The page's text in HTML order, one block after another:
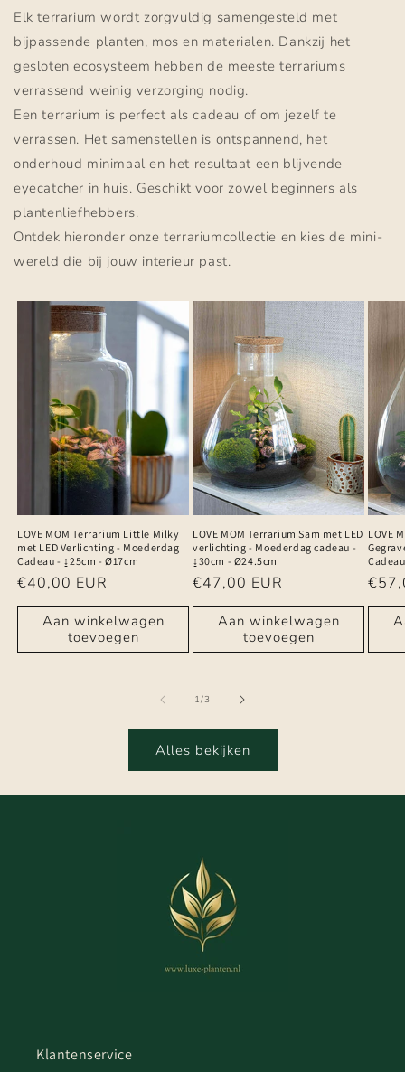
Elk terrarium wordt zorgvuldig samengesteld met
bijpassende planten, mos en materialen. Dankzij het
gesloten ecosysteem hebben de meeste terrariums
verrassend weinig verzorging nodig.
Een terrarium is perfect als cadeau of om jezelf te
verrassen. Het samenstellen is ontspannend, het
onderhoud minimaal en het resultaat een blijvende
eyecatcher in huis. Geschikt voor zowel beginners als
plantenliefhebbers.
Ontdek hieronder onze terrariumcollectie en kies de mini-
wereld die bij jouw interieur past.
LOVE MOM Terrarium Little Milky
met LED Verlichting - Moederdag
Cadeau - ↨25cm - Ø17cm
Normale
prijs
€40,00 EUR
Aan winkelwagen
toevoegen
LOVE MOM Terrarium Sam met LED
verlichting - Moederdag cadeau -
↨30cm - Ø24.5cm
Normale
prijs
€47,00 EUR
Aan winkelwagen
toevoegen
LOVE
prijs
1/van
3
Alles bekijken
Klantenservice